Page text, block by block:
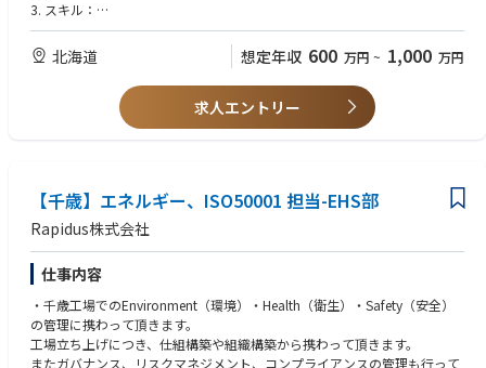
6. 外部審査の管理および対応業務
3. スキル：
・優れたコミュニケーション能力および問題解決能力
・リーダーシップおよびチームマネジメント経験
・環境関連法規制の対応経験
■歓迎スキル・経験
1. 内部環境監査に関する経験
2. 環境管理に係る資格(審査員)があると望ましい
北海道 想定年収 600 万円 ~ 1,000 万円
求人エントリー
【千歳】エネルギー、ISO50001 担当-EHS部
Rapidus株式会社
仕事内容
・千歳工場でのEnvironment（環境）・Health（衛生）・Safety（安全）
の管理に携わって頂きます。
工場立ち上げにつき、仕組構築や組織構築から携わって頂きます。
またガバナンス、リスクマネジメント、コンプライアンスの管理も行って